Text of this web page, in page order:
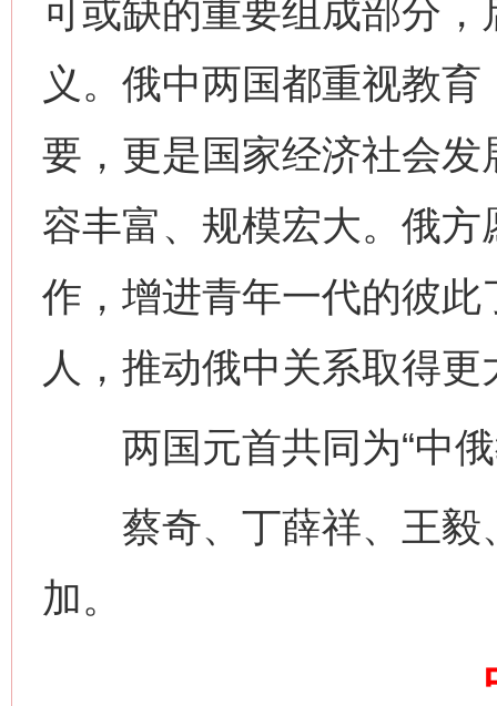
可或缺的重要组成部分，
义。俄中两国都重视教
要，更是国家经济社会发
容丰富、规模宏大。俄
作，增进青年一代的彼
人，推动俄中关系取得更
两国元首共同为“中俄
蔡奇、丁薛祥、王毅
加。